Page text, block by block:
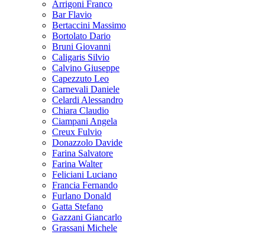
Arrigoni Franco
Bar Flavio
Bertaccini Massimo
Bortolato Dario
Bruni Giovanni
Caligaris Silvio
Calvino Giuseppe
Capezzuto Leo
Carnevali Daniele
Celardi Alessandro
Chiara Claudio
Ciampani Angela
Creux Fulvio
Donazzolo Davide
Farina Salvatore
Farina Walter
Feliciani Luciano
Francia Fernando
Furlano Donald
Gatta Stefano
Gazzani Giancarlo
Grassani Michele